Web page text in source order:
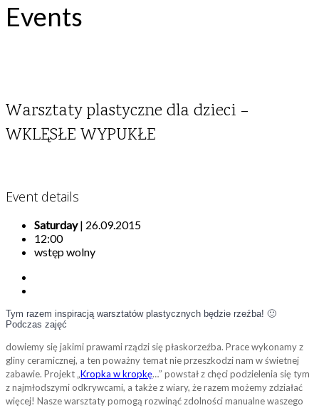
Events
Warsztaty plastyczne dla dzieci –
WKLĘSŁE WYPUKŁE
Event details
Saturday| 26.09.2015
12:00
wstęp wolny
Tym razem inspiracją warsztatów plastycznych będzie rzeźba! 🙂
Podczas zajęć
dowiemy się jakimi prawami rządzi się płaskorzeźba. Prace wykonamy z
gliny ceramicznej, a ten poważny temat nie przeszkodzi nam w świetnej
zabawie. Projekt „Kropka w kropkę…” powstał z chęci podzielenia się tym
z najmłodszymi odkrywcami, a także z wiary, że razem możemy zdziałać
więcej! Nasze warsztaty pomogą rozwinąć zdolności manualne waszego